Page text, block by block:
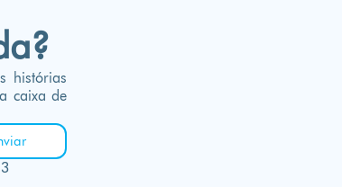
histórias
caixa de